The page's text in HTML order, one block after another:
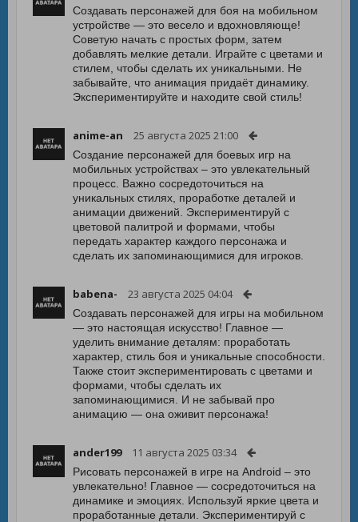
Создавать персонажей для боя на мобильном
устройстве — это весело и вдохновляюще!
Советую начать с простых форм, затем
добавлять мелкие детали. Играйте с цветами и
стилем, чтобы сделать их уникальными. Не
забывайте, что анимация придаёт динамику.
Экспериментируйте и находите свой стиль!
anime-an 25 августа 2025 21:00
Создание персонажей для боевых игр на
мобильных устройствах – это увлекательный
процесс. Важно сосредоточиться на
уникальных стилях, проработке деталей и
анимации движений. Экспериментируй с
цветовой палитрой и формами, чтобы
передать характер каждого персонажа и
сделать их запоминающимися для игроков.
babena- 23 августа 2025 04:04
Создавать персонажей для игры на мобильном
— это настоящая искусство! Главное —
уделить внимание деталям: проработать
характер, стиль боя и уникальные способности.
Также стоит экспериментировать с цветами и
формами, чтобы сделать их
запоминающимися. И не забывай про
анимацию — она оживит персонажа!
ander199 11 августа 2025 03:34
Рисовать персонажей в игре на Android – это
увлекательно! Главное — сосредоточиться на
динамике и эмоциях. Используй яркие цвета и
проработанные детали. Экспериментируй с